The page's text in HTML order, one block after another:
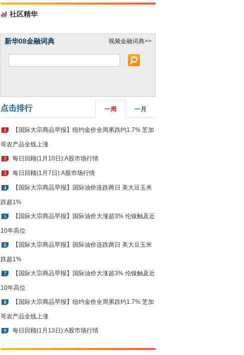
社区精华
新华08金融词典 视频金融词典>>
点击排行 一周 一月
1 【国际大宗商品早报】纽约金价全周累跌约1.7% 芝加
哥农产品全线上涨
2 每日回顾(1月10日):A股市场行情
3 每日回顾(1月7日):A股市场行情
4 【国际大宗商品早报】国际油价连跌两日 美大豆玉米
跌超1%
5 【国际大宗商品早报】国际油价大涨超3% 伦镍触及近
10年高位
6 【国际大宗商品早报】国际油价连跌两日 美大豆玉米
跌超1%
7 【国际大宗商品早报】国际油价大涨超3% 伦镍触及近
10年高位
8 【国际大宗商品早报】纽约金价全周累跌约1.7% 芝加
哥农产品全线上涨
9 每日回顾(1月13日):A股市场行情